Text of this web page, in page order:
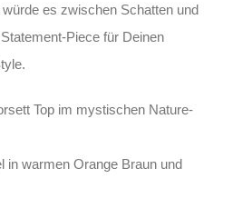
es zwischen Schatten und
Piece für Deinen
Top im mystischen Nature-
in warmen Orange Braun und